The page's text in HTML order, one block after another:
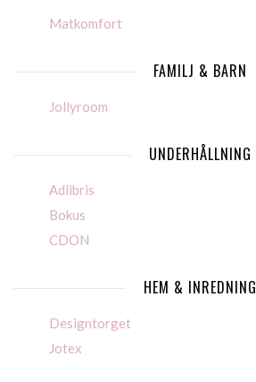
Matkomfort
FAMILJ & BARN
Jollyroom
UNDERHÅLLNING
Adlibris
Bokus
CDON
HEM & INREDNING
Designtorget
Jotex